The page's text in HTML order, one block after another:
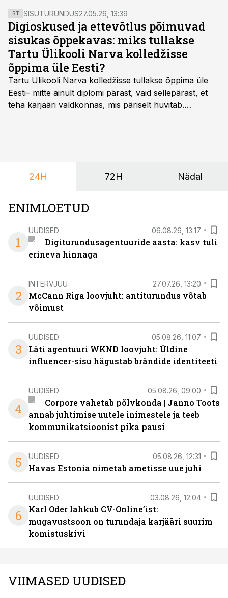
ST SISUTURUNDUS27.05.26, 13:39
Digioskused ja ettevõtlus põimuvad
sisukas õppekavas: miks tullakse
Tartu Ülikooli Narva kolledžisse
õppima üle Eesti?
Tartu Ülikooli Narva kolledžisse tullakse õppima üle
Eesti– mitte ainult diplomi pärast, vaid sellepärast, et
teha karjääri valdkonnas, mis päriselt huvitab.
24H 72H Nädal
ENIMLOETUD
1
UUDISED 06.08.26, 13:17
Digiturundusagentuuride aasta: kasv tuli
erineva hinnaga
2
INTERVJUU 27.07.26, 13:20
McCann Riga loovjuht: antiturundus võtab
võimust
3
UUDISED 05.08.26, 11:07
Läti agentuuri WKND loovjuht: Üldine
influencer-sisu hägustab brändide identiteeti
4
UUDISED 05.08.26, 09:00
Corpore vahetab põlvkonda | Janno Toots
annab juhtimise uutele inimestele ja teeb
kommunikatsioonist pika pausi
5 UUDISED 05.08.26, 12:31
Havas Estonia nimetab ametisse uue juhi
6
UUDISED 03.08.26, 12:04
Karl Oder lahkub CV-Online’ist:
mugavustsoon on turundaja karjääri suurim
komistuskivi
VIIMASED UUDISED